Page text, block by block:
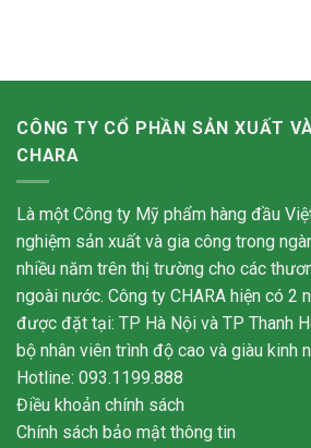
CÔNG TY CỔ PHẦN SẢN XUẤT
CHARA
Là một Công ty Mỹ phẩm hàng đầu
nghiệm sản xuất và gia công trong
nhiều năm trên thị trường cho các
ngoài nước. Công ty CHARA hiện có 2
được đặt tại: TP Hà Nội và TP Thanh
bộ nhân viên trình độ cao và giàu kinh
Hotline: 093.1199.888
Điều khoản chính sách
Chính sách bảo mật thông tin